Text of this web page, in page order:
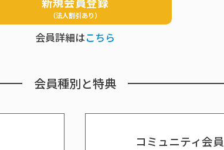
新規会員登録
（法人割引あり）
会員詳細はこちら
会員種別と特典
コミュニティ会員